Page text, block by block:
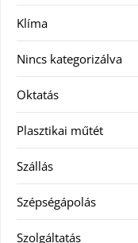
Klíma
Nincs kategorizálva
Oktatás
Plasztikai műtét
Szállás
Szépségápolás
Szolgáltatás